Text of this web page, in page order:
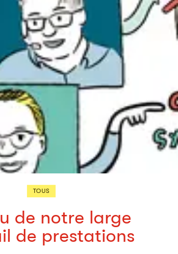
TOUS
de notre large
de prestations